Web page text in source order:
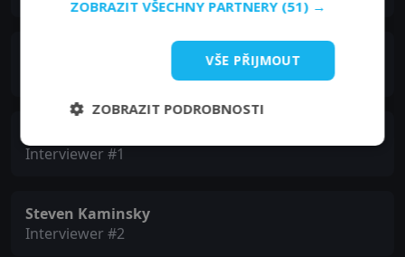
Interviewer #1
Steven Kaminsky
Interviewer #2
ZOBRAZIT VŠECHNY PARTNERY (51) →
VŠE PŘIJMOUT
ZOBRAZIT PODROBNOSTI